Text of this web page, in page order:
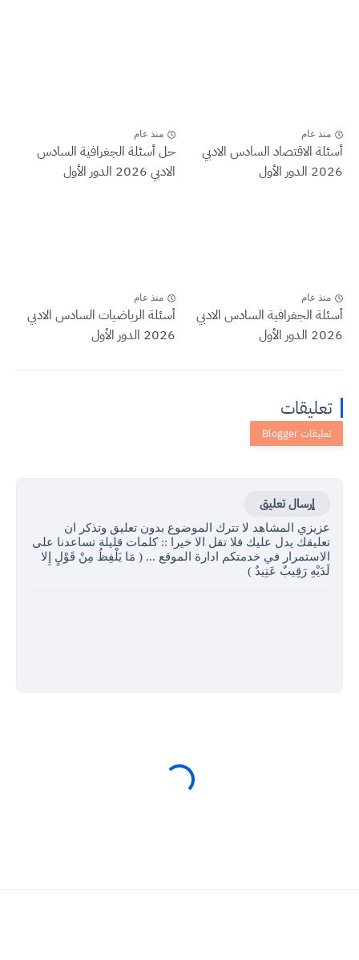
منذ عام
أسئلة الاقتصاد السادس الادبي
2026 الدور الأول
منذ عام
حل أسئلة الجغرافية السادس
الادبي 2026 الدور الأول
منذ عام
أسئلة الجغرافية السادس الادبي
2026 الدور الأول
منذ عام
أسئلة الرياضيات السادس الادبي
2026 الدور الأول
تعليقات
إرسال تعليق
عزيزي المشاهد لا تترك الموضوع بدون تعليق وتذكر ان
تعليقك يدل عليك فلا تقل الا خيرا :: كلمات قليلة تساعدنا على
الاستمرار في خدمتكم ادارة الموقع ... ( مَا يَلْفِظُ مِنْ قَوْلٍ إِلا
لَدَيْهِ رَقِيبٌ عَتِيدٌ )